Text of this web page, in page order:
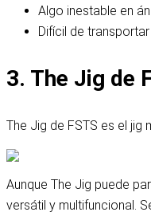
Algo inestable en
Difícil de transportar
3. The Jig de
The Jig de FSTS es el
Aunque The Jig puede
versátil y multifuncional.